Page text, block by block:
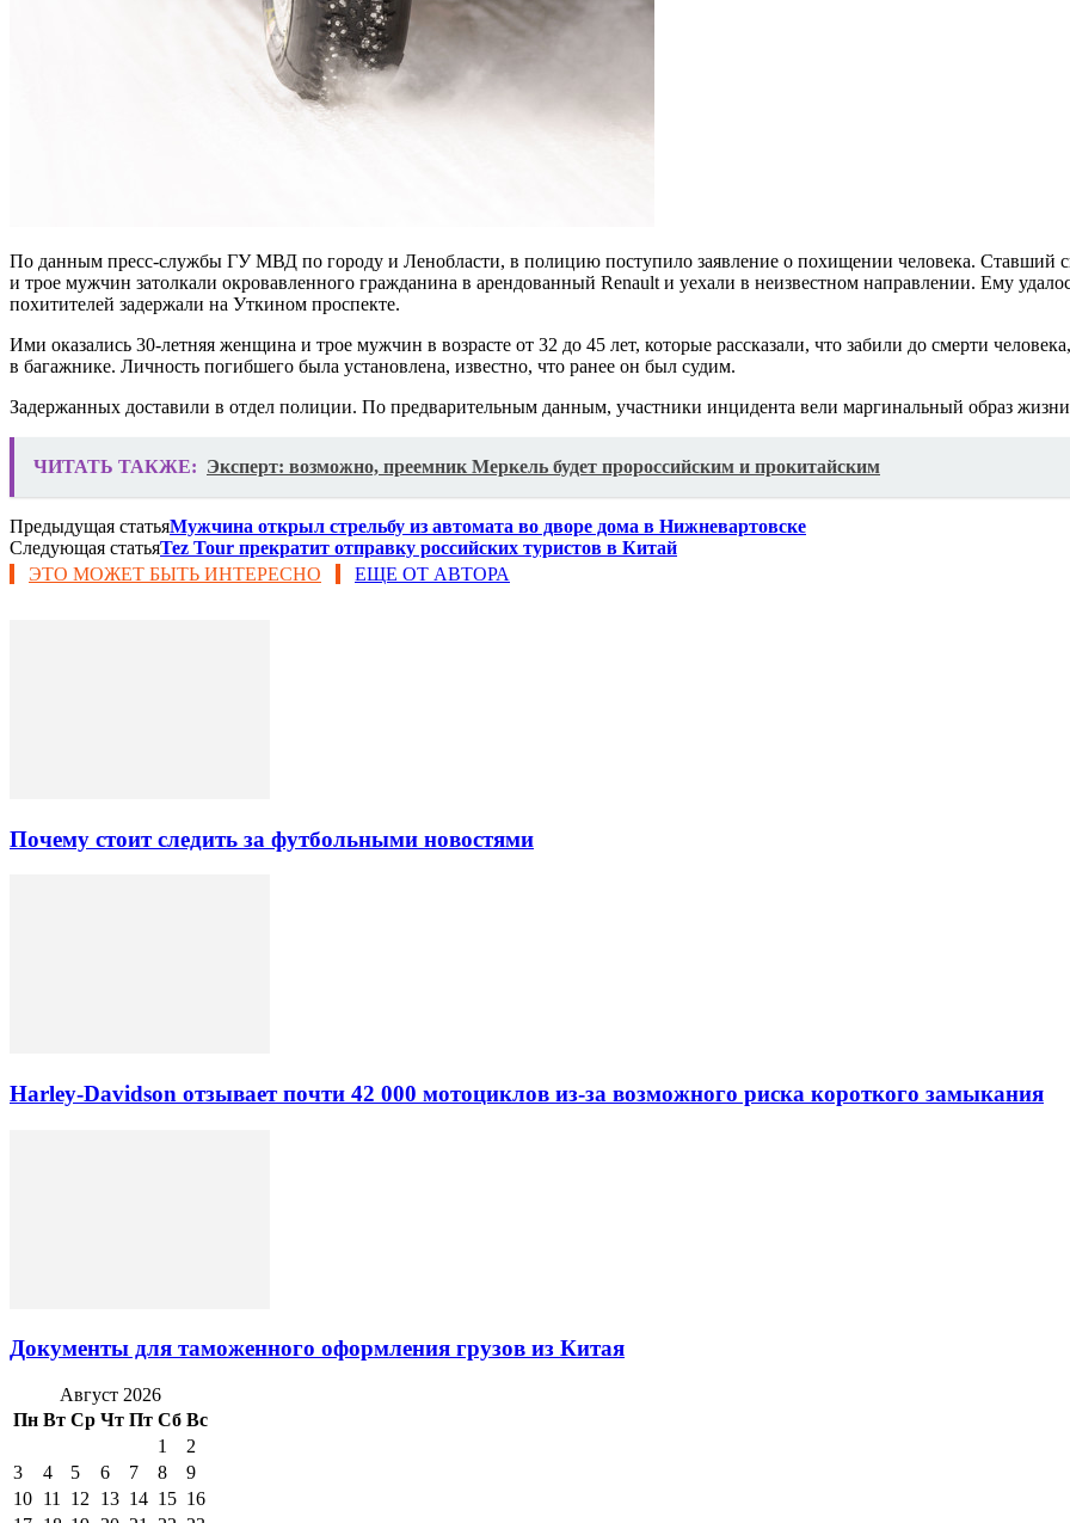
По данным пресс-службы ГУ МВД по городу и Ленобласти, в полицию поступило заявление о похищении человека. Ставший
и трое мужчин затолкали окровавленного гражданина в арендованный Renault и уехали в неизвестном направлении. Ему
похитителей задержали на Уткином проспекте.
Ими оказались 30-летняя женщина и трое мужчин в возрасте от 32 до 45 лет, которые рассказали, что забили до смерти
в багажнике. Личность погибшего была установлена, известно, что ранее он был судим.
Задержанных доставили в отдел полиции. По предварительным данным, участники инцидента вели маргинальный образ
ЧИТАТЬ ТАКЖЕ: Эксперт: возможно, преемник Меркель будет пророссийским и прокитайским
Предыдущая статьяМужчина открыл стрельбу из автомата во дворе дома в Нижневартовске
Следующая статьяTez Tour прекратит отправку российских туристов в Китай
ЭТО МОЖЕТ БЫТЬ ИНТЕРЕСНО
ЕЩЕ ОТ АВТОРА
Почему стоит следить за футбольными новостями
Harley-Davidson отзывает почти 42 000 мотоциклов из-за возможного риска короткого замыкания
Документы для таможенного оформления грузов из Китая
Август 2026
Пн Вт Ср Чт Пт Сб Вс
1
2
3
4 5 6 7 8
9
10 11 12 13 14 15 16